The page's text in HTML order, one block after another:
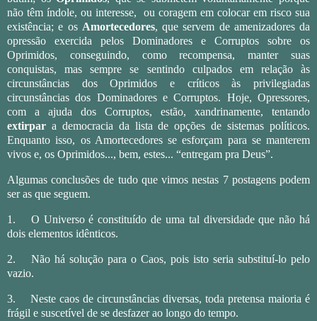
não têm índole, ou interesse,
ou coragem em colocar em risco sua
existência; e os Amortecedores, que servem de amenizadores da
opressão exercida pelos Dominadores e Corruptos sobre os
Oprimidos, conseguindo, como recompensa, manter suas
conquistas, mas sempre se sentindo culpados em relação às
circunstâncias dos Oprimidos e críticos às privilegiadas
circunstâncias dos Dominadores e Corruptos. Hoje, Opressores,
com a ajuda dos Corruptos, estão, xandrinamente, tentando
extirpar a democracia da lista de opções de sistemas políticos.
Enquanto isso, os Amortecedores se esforçam para se manterem
vivos e, os Oprimidos..., bem, estes... “entregam pra Deus”.
Algumas conclusões de tudo que vimos nestas 7 postagens podem
ser as que seguem.
1.
O Universo é constituído de uma tal diversidade que não há
dois elementos idênticos.
2.
Não há solução para o Caos, pois isto seria substituí-lo pelo
vazio.
3.
Neste caos de circunstâncias diversas, toda pretensa maioria é
frágil e suscetível de se desfazer ao longo do tempo.